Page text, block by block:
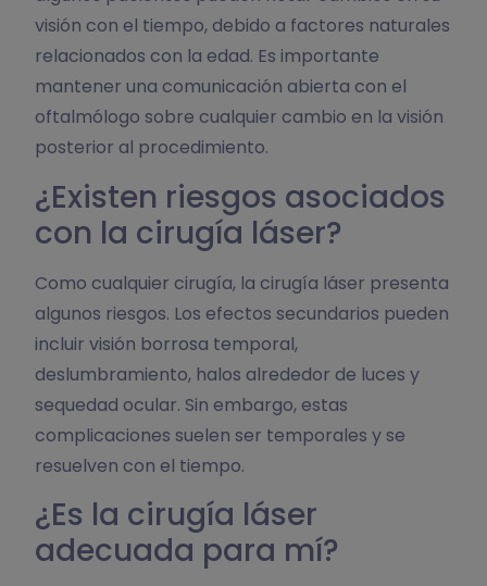
visión con el tiempo, debido a factores naturales
relacionados con la edad. Es importante
mantener una comunicación abierta con el
oftalmólogo sobre cualquier cambio en la visión
posterior al procedimiento.
¿Existen riesgos asociados
con la cirugía láser?
Como cualquier cirugía, la cirugía láser presenta
algunos riesgos. Los efectos secundarios pueden
incluir visión borrosa temporal,
deslumbramiento, halos alrededor de luces y
sequedad ocular. Sin embargo, estas
complicaciones suelen ser temporales y se
resuelven con el tiempo.
¿Es la cirugía láser
adecuada para mí?